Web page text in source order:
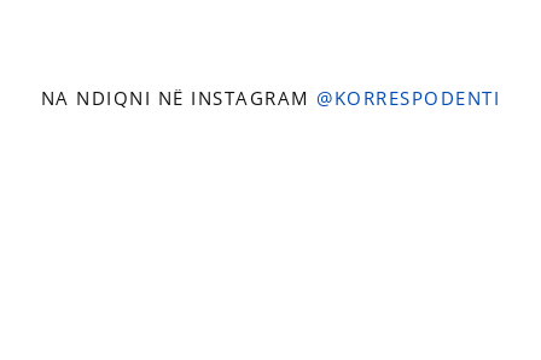
NA NDIQNI NË INSTAGRAM @KORRESPODENTI